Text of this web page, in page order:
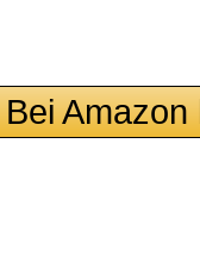
Bei Amazon